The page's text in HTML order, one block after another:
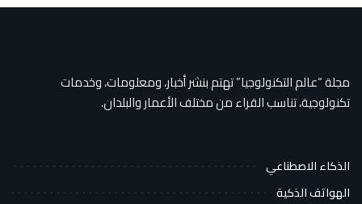
مجلة “عالم التكنولوجيا” تهتم بنشر أخبار، ومعلومات، وخدمات
تكنولوجية، تناسب القراء من مختلف الأعمار والبلدان.
الذكاء الاصطناعي
الهواتف الذكية